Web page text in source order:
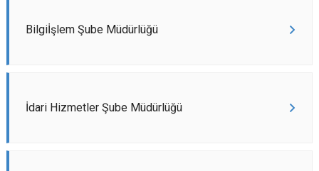
Bilgiİşlem Şube Müdürlüğü
İdari Hizmetler Şube Müdürlüğü